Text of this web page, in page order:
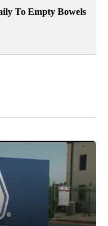
To Empty Bowels